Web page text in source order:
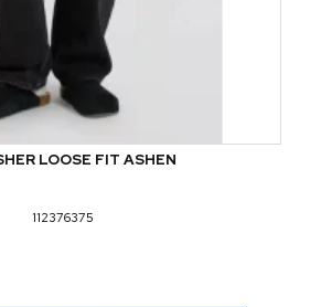
LOOSE FIT ASHEN
112376375